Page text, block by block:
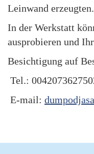
Leinwand erzeugten.
In der Werkstatt
ausprobieren und
Besichtigung auf
Tel.:
E-mail: